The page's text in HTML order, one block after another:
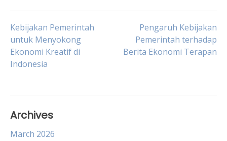
Post
navigation
Kebijakan Pemerintah
untuk Menyokong
Ekonomi Kreatif di
Indonesia
Pengaruh Kebijakan
Pemerintah terhadap
Berita Ekonomi Terapan
Archives
March 2026